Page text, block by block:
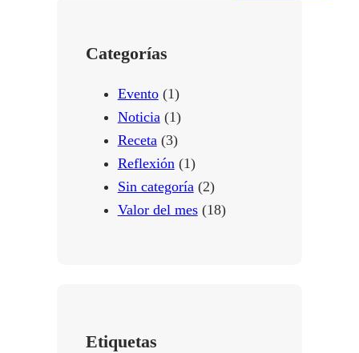
Categorías
Evento(1)
Noticia(1)
Receta(3)
Reflexión(1)
Sin categoría(2)
Valor del mes(18)
Etiquetas